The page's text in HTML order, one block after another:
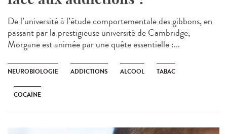
De l’université à l’étude comportementale des gibbons, en
passant par la prestigieuse université de Cambridge,
Morgane est animée par une quête essentielle :...
NEUROBIOLOGIE ADDICTIONS ALCOOL TABAC
COCAÏNE